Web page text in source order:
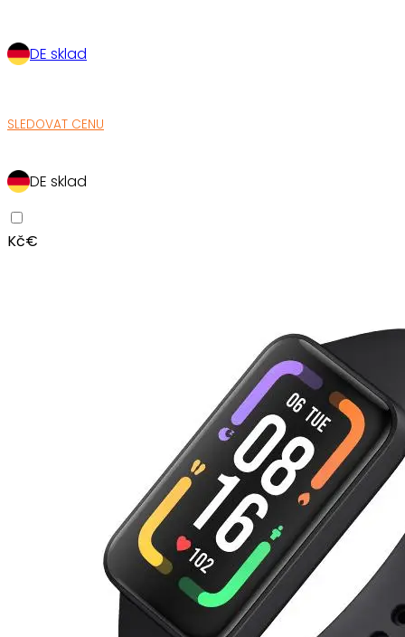
DE sklad
SLEDOVAT CENU
DE sklad
Kč€